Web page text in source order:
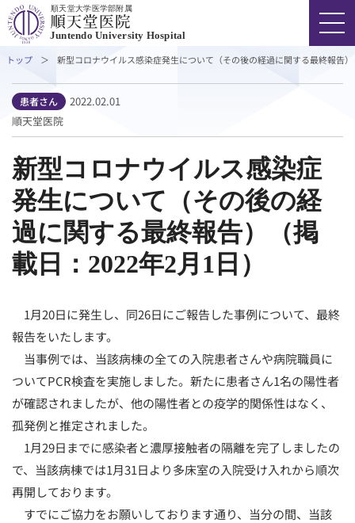
順天堂大学医学部附属
Juntendo University Hospital
トップ 新型コロナウイルス感染症発生について（その後の経過に関する最終報告
患者さん
2022.02.01
順天堂医院
新型コロナウイルス感染症
発生について（その後の経
過に関する最終報告）（掲
載日：2022年2月1日）
1月20日に発生し、同26日にご報告した事例について、最終
報告をいたします。
当事例では、当該病棟の全ての入院患者さんや病院職員に
ついてPCR検査を実施しました。新たに患者さん1名の陽性者
が確認されましたが、他の陽性者との疫学的関係性はなく、
孤発例と推定されました。
1月29日までに感染者と濃厚接触者の隔離を完了しましたの
で、当該病棟では1月31日より多床室の入院受け入れから順次
再開しております。
すでにご協力をお願いしております通り、当分の間、当該
FONT SIZE
03-3813-3111 代表
外来受診の方
入院・ご面会の方
医療関係者の方
順天堂医院について
医院TIMES
研修・入局